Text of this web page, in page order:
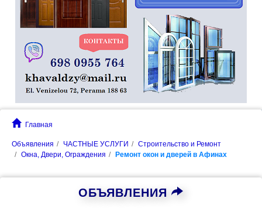
Главная
Объявления ЧАСТНЫЕ УСЛУГИ
Строительство и Ремонт
Окна, Двери, Ограждения
Ремонт окон и дверей в Афинах
ОБЪЯВЛЕНИЯ